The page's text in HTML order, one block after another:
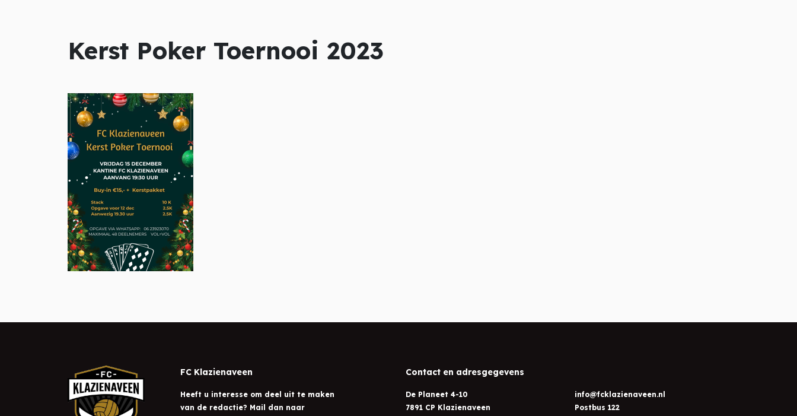
Kerst Poker Toernooi 2023
FC Klazienaveen
Heeft u interesse om deel uit te maken
van de redactie? Mail dan naar
Contact en adresgegevens
De Planeet 4-10
7891 CP Klazienaveen
info@fcklazienaveen.nl
Postbus 122